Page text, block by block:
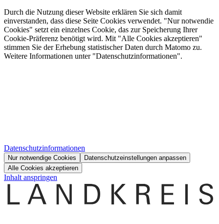
Durch die Nutzung dieser Website erklären Sie sich damit
einverstanden, dass diese Seite Cookies verwendet. "Nur notwendie
Cookies" setzt ein einzelnes Cookie, das zur Speicherung Ihrer
Cookie-Präferenz benötigt wird. Mit "Alle Cookies akzeptieren"
stimmen Sie der Erhebung statistischer Daten durch Matomo zu.
Weitere Informationen unter "Datenschutzinformationen".
Datenschutzinformationen
Nur notwendige Cookies
Datenschutzeinstellungen anpassen
Alle Cookies akzeptieren
Inhalt anspringen